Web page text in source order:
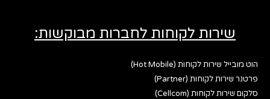
שירות לקוחות לחברות מבוקשות:
הוט מובייל שירות לקוחות (Hot Mobile)
פרטנר שירות לקוחות (Partner)
סלקום שירות לקוחות (Cellcom)